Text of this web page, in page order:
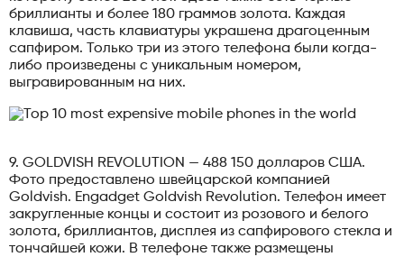
бриллианты и более 180 граммов золота. Каждая
клавиша, часть клавиатуры украшена драгоценным
сапфиром. Только три из этого телефона были когда-
либо произведены с уникальным номером,
выгравированным на них.
9. GOLDVISH REVOLUTION — 488 150 долларов США.
Фото предоставлено швейцарской компанией
Goldvish. Engadget Goldvish Revolution. Телефон имеет
закругленные концы и состоит из розового и белого
золота, бриллиантов, дисплея из сапфирового стекла и
тончайшей кожи. В телефоне также размещены